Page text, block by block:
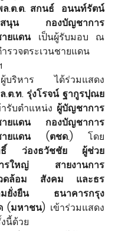
ล.ต.ต. สกนธ์  อนนท์รัตน์
บสนุน กองบัญชาการ
ายแดน เป็นผู้รับมอบ ณ
รวจตระเวนชายแดน
บริหาร ได้ร่วมแสดง
.ต.ท. รุ่งโรจน์ ฐากูรปุณย
รับตำแหน่ง ผู้บัญชาการ
ชายแดน กองบัญชาการ
ชายแดน (ตชด.) โดย
ว่องธวัชชัย ผู้ช่วย
ารใหญ่ สายงานการ
วดล้อม สังคม และธร
มยั่งยืน ธนาคารกรุง
(มหาชน) เข้าร่วมแสดง
นี้ด้วย